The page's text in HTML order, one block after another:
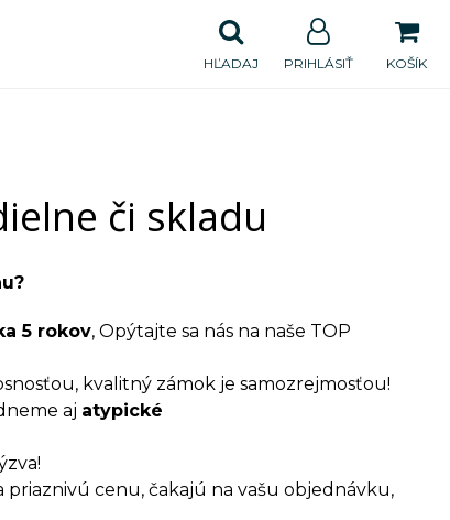
KOŠÍK
PRIHLÁSIŤ
HĽADAJ
či skladu
5 rokov, Opýtajte sa nás na naše TOP
kvalitný zámok je samozrejmosťou!
aj atypické
priaznivú cenu, čakajú na vašu objednávku,